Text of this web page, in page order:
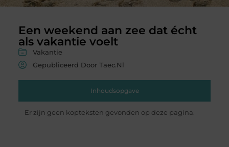
Een weekend aan zee dat écht
als vakantie voelt
Vakantie
Gepubliceerd Door Taec.nl
Inhoudsopgave
Er zijn geen kopteksten gevonden op deze pagina.